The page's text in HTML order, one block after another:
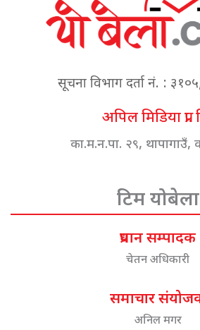
सूचना विभाग दर्ता नं. :
अपिल मिडिया प्रा.
का.म.न.पा. २९, थापागाउँ,
टिम योबेला
प्रधान सम्पादक
चेतन अधिकारी
समाचार
अनिल मगर